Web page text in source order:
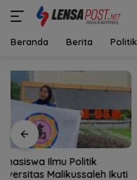
Beranda Berita Politik
Bangun SDM Aceh, Solusi
Bangun Andalas Perluas